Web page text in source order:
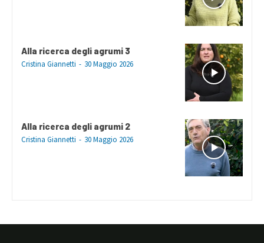
Alla ricerca degli agrumi 3
Cristina Giannetti - 30 Maggio 2026
Alla ricerca degli agrumi 2
Cristina Giannetti - 30 Maggio 2026